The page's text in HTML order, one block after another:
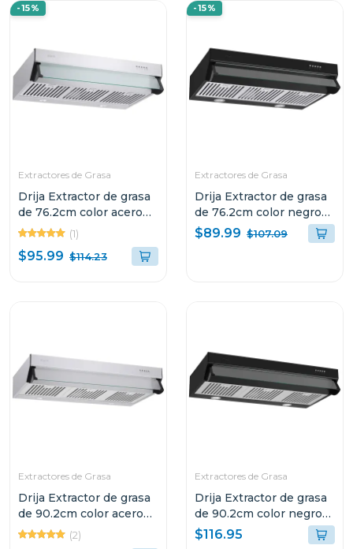
-15%
Extractores de Grasa
Drija Extractor de grasa
de 76.2cm color acero
compatto(1)
$95.99 $114.23
-15%
Extractores de Grasa
Drija Extractor de grasa
de 76.2cm color negro
compatto
$89.99 $107.09
Extractores de Grasa
Drija Extractor de grasa
de 90.2cm color acero
compatto(2)
Extractores de Grasa
Drija Extractor de grasa
de 90.2cm color negro
compatto
$116.95